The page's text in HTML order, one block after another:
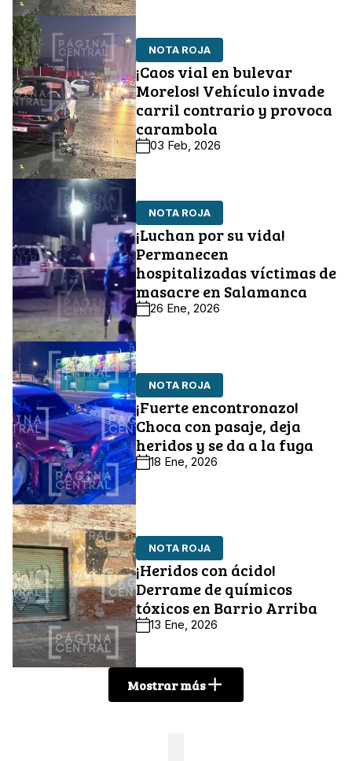
NOTA ROJA
¡Caos vial en bulevar
Morelos! Vehículo invade
carril contrario y provoca
carambola
03 Feb, 2026
NOTA ROJA
¡Luchan por su vida!
Permanecen
hospitalizadas víctimas de
masacre en Salamanca
26 Ene, 2026
NOTA ROJA
¡Fuerte encontronazo!
Choca con pasaje, deja
heridos y se da a la fuga
18 Ene, 2026
NOTA ROJA
¡Heridos con ácido!
Derrame de químicos
tóxicos en Barrio Arriba
13 Ene, 2026
Mostrar más